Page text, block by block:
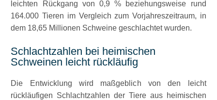
leichten Rückgang von 0,9 % beziehungsweise rund
164.000 Tieren im Vergleich zum Vorjahreszeitraum, in
dem 18,65 Millionen Schweine geschlachtet wurden.
Schlachtzahlen bei heimischen
Schweinen leicht rückläufig
Die Entwicklung wird maßgeblich von den leicht
rückläufigen Schlachtzahlen der Tiere aus heimischen